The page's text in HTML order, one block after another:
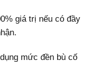
giá trị nếu có đầy
mức đền bù cố